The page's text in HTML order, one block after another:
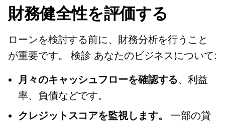
財務健全性を評価する
ローンを検討する前に、財務分析を行うこと
が重要です。検診 あなたのビジネスについて:
月々のキャッシュフローを確認する、利益
率、負債などです。
クレジットスコアを監視します。
一部の貸